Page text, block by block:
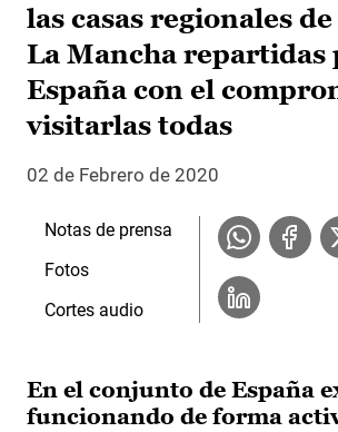
las casas regionales
La Mancha repartidas
España con el
visitarlas todas
02 de Febrero de 2020
En el conjunto de España
funcionando de forma
Notas de prensa
Fotos
Cortes audio